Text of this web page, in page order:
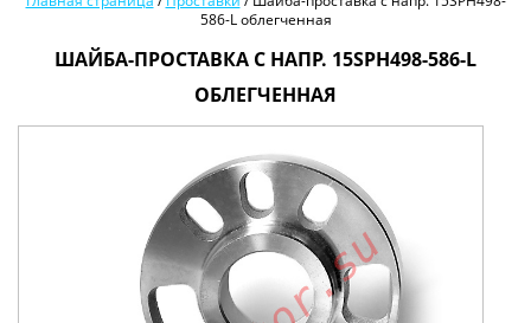
586-L облегченная
ШАЙБА-ПРОСТАВКА С НАПР. 15SPH498-586-L
ОБЛЕГЧЕННАЯ